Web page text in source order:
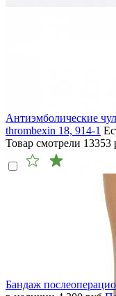
Антиэмболические
thrombexin 18, 914-1
Товар смотрели 13353
Бандаж